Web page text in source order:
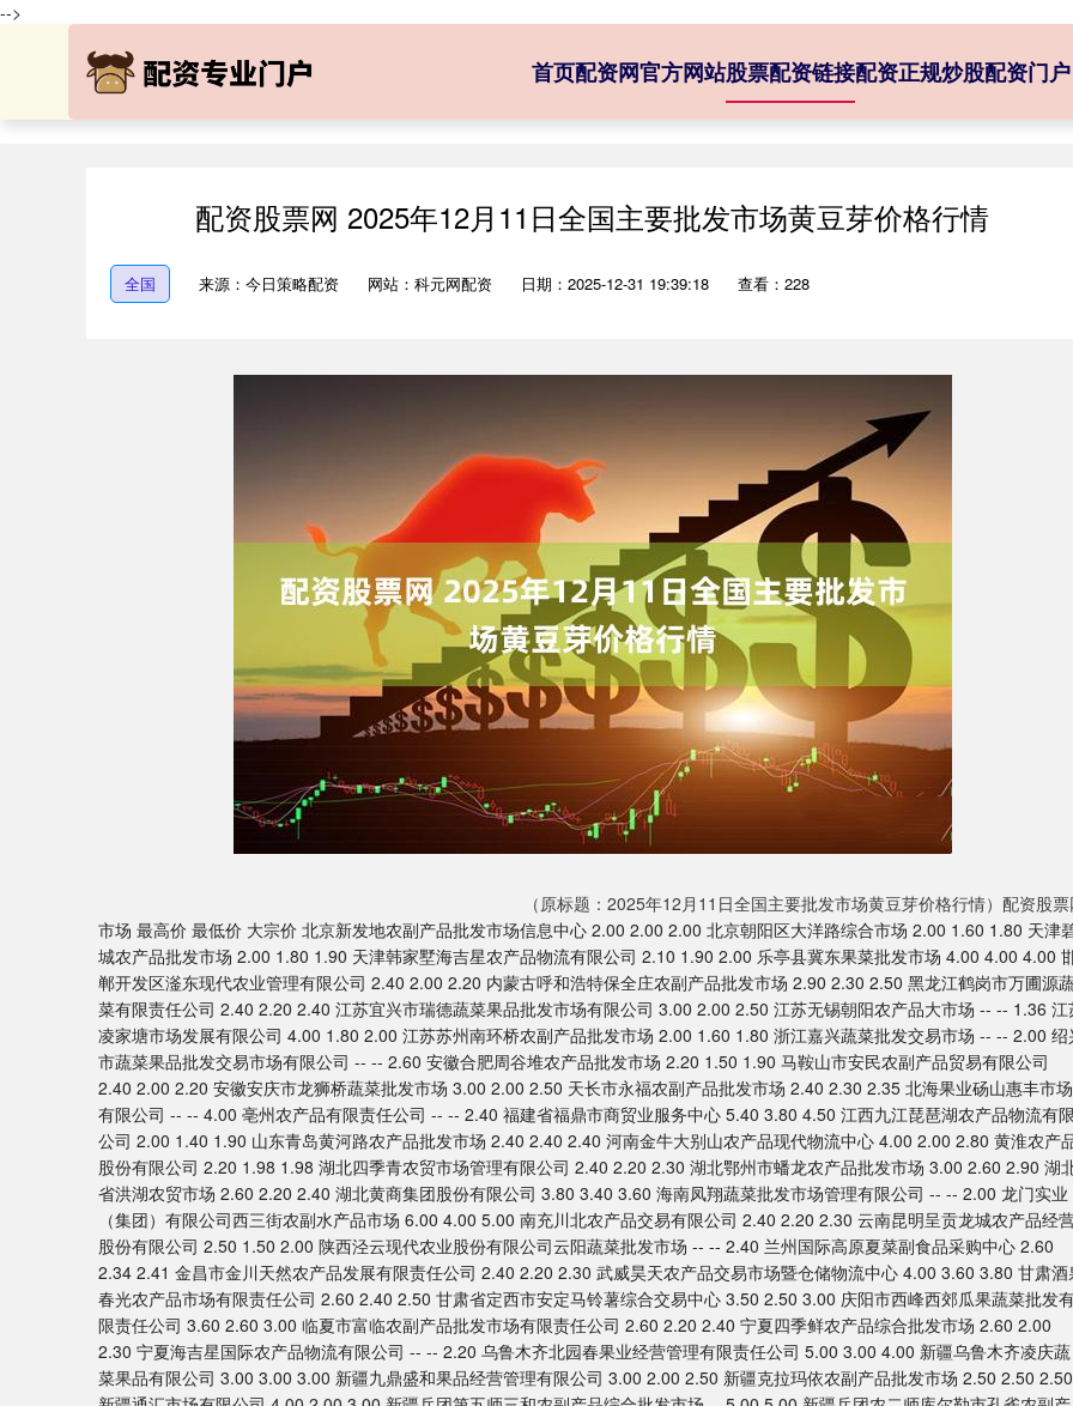
-->
首页配资网官方网站股票配资链接配资正规炒股配资门户
配资股票网 2025年12月11日全国主要批发市场黄豆芽价格行情
全国 来源：今日策略配资 网站：科元网配资 日期：2025-12-31 19:39:18 查看：228
（原标题：2025年12月11日全国主要批发市场黄豆芽价格行情）配资股
市场 最高价 最低价 大宗价 北京新发地农副产品批发市场信息中心 2.00 2.00 2.00 北京朝阳区大洋路综合市场 2.00 1.60 1.80 天津
城农产品批发市场 2.00 1.80 1.90 天津韩家墅海吉星农产品物流有限公司 2.10 1.90 2.00 乐亭县冀东果菜批发市场 4.00 4.00 4.00
郸开发区滏东现代农业管理有限公司 2.40 2.00 2.20 内蒙古呼和浩特保全庄农副产品批发市场 2.90 2.30 2.50 黑龙江鹤岗市万圃源
菜有限责任公司 2.40 2.20 2.40 江苏宜兴市瑞德蔬菜果品批发市场有限公司 3.00 2.00 2.50 江苏无锡朝阳农产品大市场 -- -- 1.36 江
凌家塘市场发展有限公司 4.00 1.80 2.00 江苏苏州南环桥农副产品批发市场 2.00 1.60 1.80 浙江嘉兴蔬菜批发交易市场 -- -- 2.00 绍
市蔬菜果品批发交易市场有限公司 -- -- 2.60 安徽合肥周谷堆农产品批发市场 2.20 1.50 1.90 马鞍山市安民农副产品贸易有限公司
2.40 2.00 2.20 安徽安庆市龙狮桥蔬菜批发市场 3.00 2.00 2.50 天长市永福农副产品批发市场 2.40 2.30 2.35 北海果业砀山惠丰市场
有限公司 -- -- 4.00 亳州农产品有限责任公司 -- -- 2.40 福建省福鼎市商贸业服务中心 5.40 3.80 4.50 江西九江琵琶湖农产品物流有
公司 2.00 1.40 1.90 山东青岛黄河路农产品批发市场 2.40 2.40 2.40 河南金牛大别山农产品现代物流中心 4.00 2.00 2.80 黄淮农产
股份有限公司 2.20 1.98 1.98 湖北四季青农贸市场管理有限公司 2.40 2.20 2.30 湖北鄂州市蟠龙农产品批发市场 3.00 2.60 2.90 湖
省洪湖农贸市场 2.60 2.20 2.40 湖北黄商集团股份有限公司 3.80 3.40 3.60 海南凤翔蔬菜批发市场管理有限公司 -- -- 2.00 龙门实业
（集团）有限公司西三街农副水产品市场 6.00 4.00 5.00 南充川北农产品交易有限公司 2.40 2.20 2.30 云南昆明呈贡龙城农产品经
股份有限公司 2.50 1.50 2.00 陕西泾云现代农业股份有限公司云阳蔬菜批发市场 -- -- 2.40 兰州国际高原夏菜副食品采购中心 2.60
2.34 2.41 金昌市金川天然农产品发展有限责任公司 2.40 2.20 2.30 武威昊天农产品交易市场暨仓储物流中心 4.00 3.60 3.80 甘肃酒
春光农产品市场有限责任公司 2.60 2.40 2.50 甘肃省定西市安定马铃薯综合交易中心 3.50 2.50 3.00 庆阳市西峰西郊瓜果蔬菜批发
限责任公司 3.60 2.60 3.00 临夏市富临农副产品批发市场有限责任公司 2.60 2.20 2.40 宁夏四季鲜农产品综合批发市场 2.60 2.00
2.30 宁夏海吉星国际农产品物流有限公司 -- -- 2.20 乌鲁木齐北园春果业经营管理有限责任公司 5.00 3.00 4.00 新疆乌鲁木齐凌庆蔬
菜果品有限公司 3.00 3.00 3.00 新疆九鼎盛和果品经营管理有限公司 3.00 2.00 2.50 新疆克拉玛依农副产品批发市场 2.50 2.50 2.50